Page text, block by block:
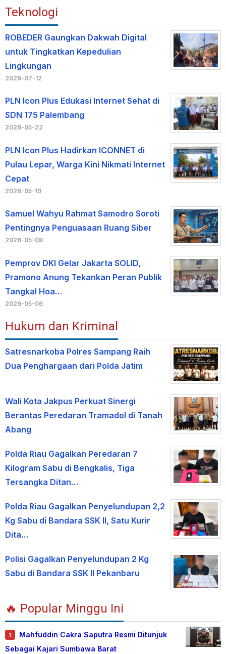
Teknologi
ROBEDER Gaungkan Dakwah Digital
untuk Tingkatkan Kepedulian
Lingkungan
2026-07-12
PLN Icon Plus Edukasi Internet Sehat di
SDN 175 Palembang
2026-05-22
PLN Icon Plus Hadirkan ICONNET di
Pulau Lepar, Warga Kini Nikmati Internet
Cepat
2026-05-19
Samuel Wahyu Rahmat Samodro Soroti
Pentingnya Penguasaan Ruang Siber
2026-05-08
Pemprov DKI Gelar Jakarta SOLID,
Pramono Anung Tekankan Peran Publik
Tangkal Hoa…
2026-05-06
Hukum dan Kriminal
Satresnarkoba Polres Sampang Raih
Dua Penghargaan dari Polda Jatim
Wali Kota Jakpus Perkuat Sinergi
Berantas Peredaran Tramadol di Tanah
Abang
Polda Riau Gagalkan Peredaran 7
Kilogram Sabu di Bengkalis, Tiga
Tersangka Ditan…
Polda Riau Gagalkan Penyelundupan 2,2
Kg Sabu di Bandara SSK II, Satu Kurir
Dita…
Polisi Gagalkan Penyelundupan 2 Kg
Sabu di Bandara SSK II Pekanbaru
🔥 Popular Minggu Ini
1
Mahfuddin Cakra Saputra Resmi Ditunjuk
Sebagai Kajari Sumbawa Barat